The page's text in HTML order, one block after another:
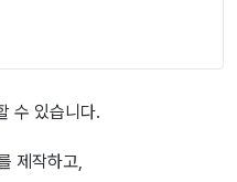
수 있습니다.
제작하고,